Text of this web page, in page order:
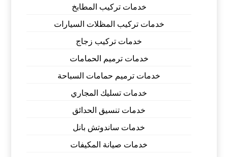
خدمات تركيب المطابخ
خدمات تركيب المظلات السيارات
خدمات تركيب زجاج
خدمات ترميم الحمامات
خدمات ترميم حمامات السباحة
خدمات تسليك المجاري
خدمات تنسيق الحدائق
خدمات ساندوتش بانل
خدمات صيانة المكيفات